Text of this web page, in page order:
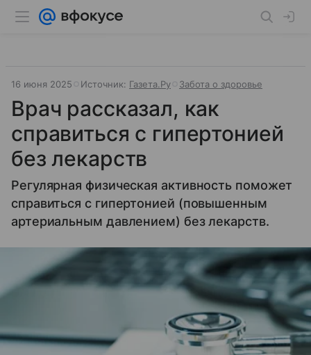
16 июня 2025 Источник: Газета.Ру Забота о здоровье
Врач рассказал, как
справиться с гипертонией
без лекарств
Регулярная физическая активность поможет
справиться с гипертонией (повышенным
артериальным давлением) без лекарств.